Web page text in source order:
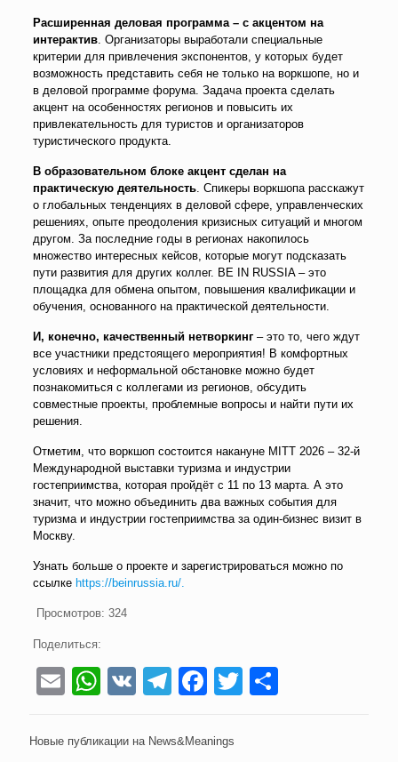
Расширенная деловая программа – с акцентом на
интерактив. Организаторы выработали специальные
критерии для привлечения экспонентов, у которых будет
возможность представить себя не только на воркшопе, но и
в деловой программе форума. Задача проекта сделать
акцент на особенностях регионов и повысить их
привлекательность для туристов и организаторов
туристического продукта.
В образовательном блоке акцент сделан на
практическую деятельность. Спикеры воркшопа расскажут
о глобальных тенденциях в деловой сфере, управленческих
решениях, опыте преодоления кризисных ситуаций и многом
другом. За последние годы в регионах накопилось
множество интересных кейсов, которые могут подсказать
пути развития для других коллег. BE IN RUSSIA – это
площадка для обмена опытом, повышения квалификации и
обучения, основанного на практической деятельности.
И, конечно, качественный нетворкинг– это то, чего ждут
все участники предстоящего мероприятия! В комфортных
условиях и неформальной обстановке можно будет
познакомиться с коллегами из регионов, обсудить
совместные проекты, проблемные вопросы и найти пути их
решения.
Отметим, что воркшоп состоится накануне MITT 2026 – 32-й
Международной выставки туризма и индустрии
гостеприимства, которая пройдёт с 11 по 13 марта. А это
значит, что можно объединить два важных события для
туризма и индустрии гостеприимства за один-бизнес визит в
Москву.
Узнать больше о проекте и зарегистрироваться можно по
ссылке https://beinrussia.ru/.
Просмотров: 324
Поделиться:
EmailWhatsApp
VK Telegram
Facebook
Twitter
Новые публикации на News&Meanings